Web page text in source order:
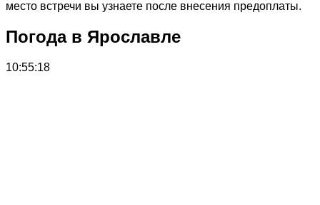
место встречи вы узнаете после внесения предоплаты.
Погода в Ярославле
10:55:18